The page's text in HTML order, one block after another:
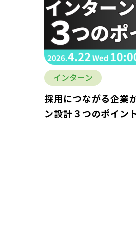
インターン
採用につながる企業
ン設計３つのポイン